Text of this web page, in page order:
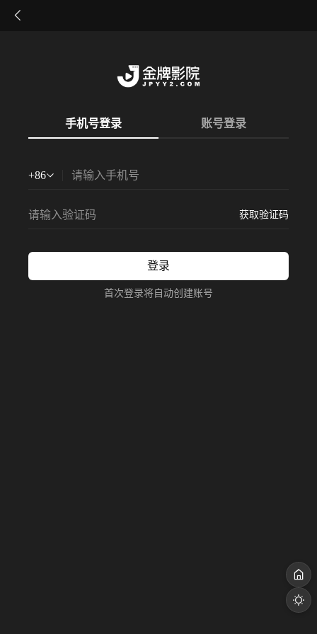
手机号登录 账号登录
+86
获取验证码
登录
首次登录将自动创建账号